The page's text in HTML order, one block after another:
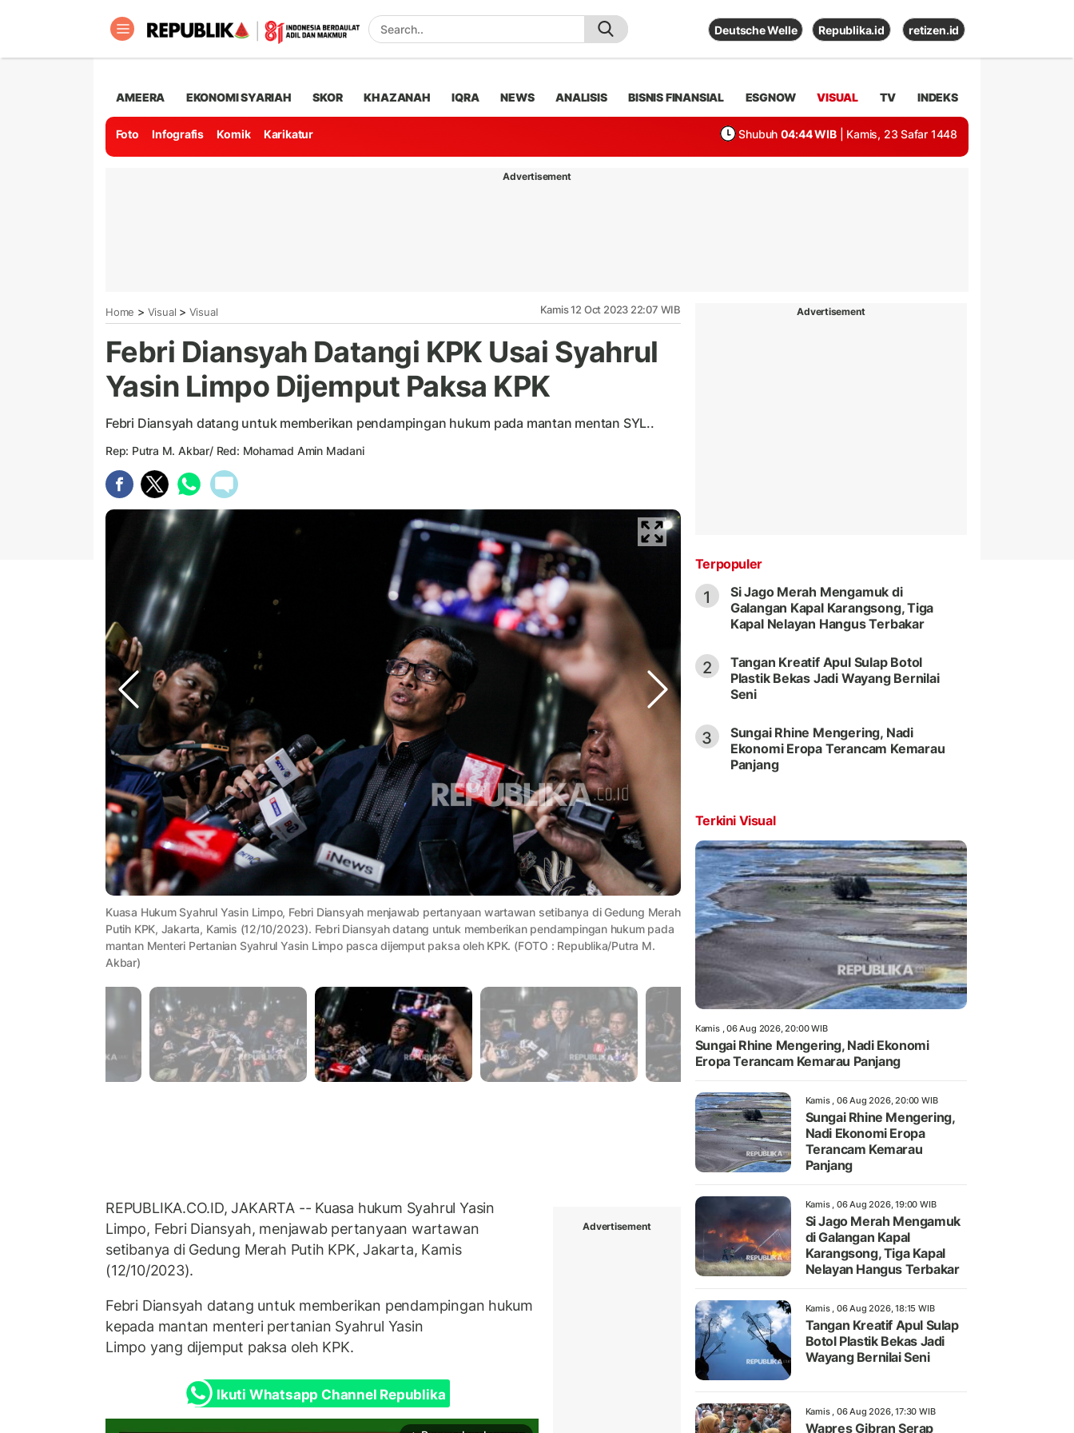
Deutsche Welle Republika.id retizen.id
AMEERA EKONOMI SYARIAH SKOR KHAZANAH IQRA NEWS ANALISIS BISNIS FINANSIAL ESGNOW VISUAL TV INDEKS
Foto Infografis Komik Karikatur Shubuh 04:44 WIB | Kamis, 23 Safar 1448
Advertisement
Home > Visual > Visual Kamis 12 Oct 2023 22:07 WIB
Febri Diansyah Datangi KPK Usai Syahrul
Yasin Limpo Dijemput Paksa KPK
Febri Diansyah datang untuk memberikan pendampingan hukum pada mantan mentan SYL..
Rep: Putra M. Akbar/ Red: Mohamad Amin Madani
Kuasa Hukum Syahrul Yasin Limpo, Febri Diansyah menjawab pertanyaan wartawan setibanya di Gedung Merah
Putih KPK, Jakarta, Kamis (12/10/2023). Febri Diansyah datang untuk memberikan pendampingan hukum pada
mantan Menteri Pertanian Syahrul Yasin Limpo pasca dijemput paksa oleh KPK. (FOTO : Republika/Putra M.
Akbar)
REPUBLIKA.CO.ID, JAKARTA -- Kuasa hukum Syahrul Yasin
Limpo, Febri Diansyah, menjawab pertanyaan wartawan
setibanya di Gedung Merah Putih KPK, Jakarta, Kamis
(12/10/2023).
Febri Diansyah datang untuk memberikan pendampingan hukum
kepada mantan menteri pertanian Syahrul Yasin
Limpo yang dijemput paksa oleh KPK.
Ikuti Whatsapp Channel Republika
Advertisement
Advertisement
Terpopuler
1
Si Jago Merah Mengamuk di
Galangan Kapal Karangsong, Tiga
Kapal Nelayan Hangus Terbakar
2
Tangan Kreatif Apul Sulap Botol
Plastik Bekas Jadi Wayang Bernilai
Seni
3
Sungai Rhine Mengering, Nadi
Ekonomi Eropa Terancam Kemarau
Panjang
Terkini Visual
Kamis , 06 Aug 2026, 20:00 WIB
Sungai Rhine Mengering, Nadi Ekonomi
Eropa Terancam Kemarau Panjang
Kamis , 06 Aug 2026, 20:00 WIB
Sungai Rhine Mengering,
Nadi Ekonomi Eropa
Terancam Kemarau
Panjang
Kamis , 06 Aug 2026, 19:00 WIB
Si Jago Merah Mengamuk
di Galangan Kapal
Karangsong, Tiga Kapal
Nelayan Hangus Terbakar
Kamis , 06 Aug 2026, 18:15 WIB
Tangan Kreatif Apul Sulap
Botol Plastik Bekas Jadi
Wayang Bernilai Seni
Kamis , 06 Aug 2026, 17:30 WIB
Wapres Gibran Serap